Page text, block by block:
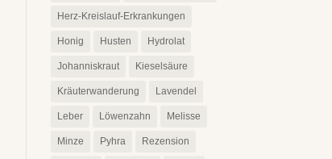
Herz-Kreislauf-Erkrankungen
Honig Husten Hydrolat
Johanniskraut Kieselsäure
Kräuterwanderung Lavendel
Leber Löwenzahn Melisse
Minze Pyhra Rezension